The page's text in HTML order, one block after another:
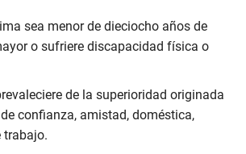
sea menor de dieciocho años de
o sufriere discapacidad física o
de la superioridad originada
confianza, amistad, doméstica,
trabajo.